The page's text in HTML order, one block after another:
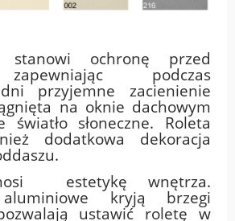
stanowi ochronę przed
podczas
dni przyjemne zacienienie
na oknie dachowym
światło słoneczne. Roleta
dodatkowa dekoracja
estetykę wnętrza.
aluminiowe kryją brzegi
ustawić roletę w